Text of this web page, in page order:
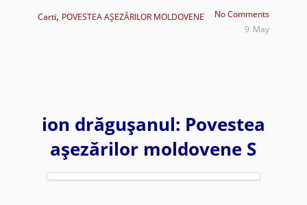
Carti, POVESTEA AŞEZĂRILOR MOLDOVENE
No Comments
May
9
ion drăguşanul: Povestea
aşezărilor moldovene S